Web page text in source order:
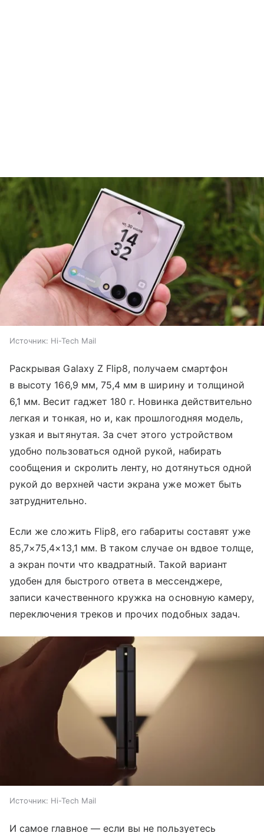
Источник: Hi-Tech Mail
Раскрывая Galaxy Z Flip8, получаем смартфон
в высоту 166,9 мм, 75,4 мм в ширину и толщиной
6,1 мм. Весит гаджет 180 г. Новинка действительно
легкая и тонкая, но и, как прошлогодняя модель,
узкая и вытянутая. За счет этого устройством
удобно пользоваться одной рукой, набирать
сообщения и скролить ленту, но дотянуться одной
рукой до верхней части экрана уже может быть
затруднительно.
Если же сложить Flip8, его габариты составят уже
85,7×75,4×13,1 мм. В таком случае он вдвое толще,
а экран почти что квадратный. Такой вариант
удобен для быстрого ответа в мессенджере,
записи качественного кружка на основную камеру,
переключения треков и прочих подобных задач.
Источник: Hi-Tech Mail
И самое главное — если вы не пользуетесь